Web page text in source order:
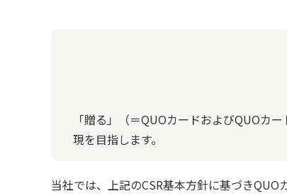
「贈る」（＝QUOカードおよびQUOカ
現を目指します。
当社では、上記のCSR基本方針に基づきQUO